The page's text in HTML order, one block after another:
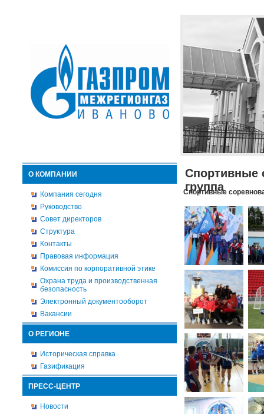
О КОМПАНИИ
Компания сегодня
Руководство
Совет директоров
Структура
Контакты
Правовая информация
Комиссия по корпоративной этике
Охрана труда и производственная
безопасность
Электронный документооборот
Вакансии
О РЕГИОНЕ
Историческая справка
Газификация
ПРЕСС-ЦЕНТР
Новости
Спортивные
группа
Спортивные